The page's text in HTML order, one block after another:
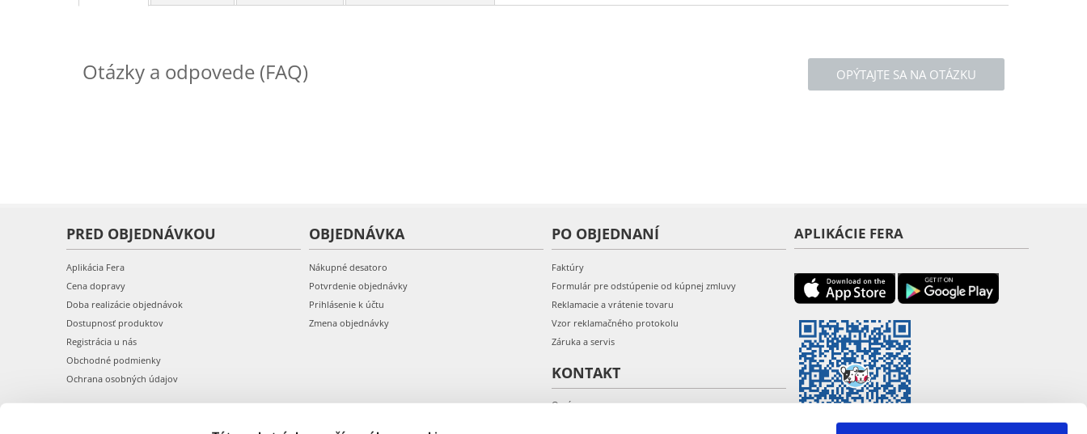
OPÝTAJTE SA NA OTÁZKU
Otázky a odpovede (FAQ)
PRED OBJEDNÁVKOU
Aplikácia Fera
Cena dopravy
Doba realizácie objednávok
Dostupnosť produktov
Registrácia u nás
Obchodné podmienky
Ochrana osobných údajov
OBJEDNÁVKA
Nákupné desatoro
Potvrdenie objednávky
Prihlásenie k účtu
Zmena objednávky
PO OBJEDNANÍ
Faktúry
Formulár pre odstúpenie od kúpnej zmluvy
Reklamacie a vrátenie tovaru
Vzor reklamačného protokolu
Záruka a servis
KONTAKT
O nás
APLIKÁCIE FERA